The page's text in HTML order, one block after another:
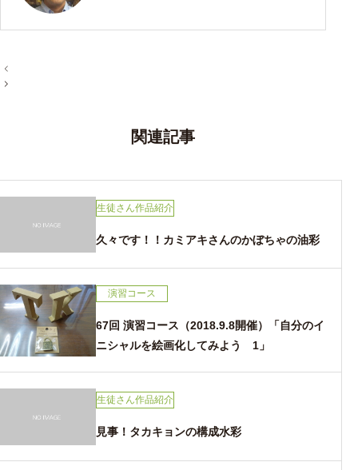
投
稿
関連記事
生徒さん作品紹介
久々です！！カミアキさんのかぼちゃの油彩
演習コース
67回 演習コース（2018.9.8開催）「自分のイ
ニシャルを絵画化してみよう 1」
生徒さん作品紹介
見事！タカキョンの構成水彩